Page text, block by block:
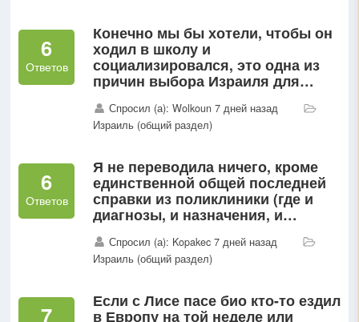
6
Ответов
Конечно мы бы хотели, чтобы он
ходил в школу и
социализировался, это одна из
причин выбора Израиля для
прямо скажем не до учебы, а
сейчас чувствуем, что пора его...
Спросил (а): Wolkoun 7 дней назад
Израиль (общий раздел)
6
Ответов
Я не переводила ничего, кроме
единственной общей последней
справки из поликлиники (где и
диагнозы, и назначения, и
Делала обычный перевод на
Английский и все...
Спросил (а): Kopakec 7 дней назад
Израиль (общий раздел)
7
Если с Лисе пасе био кто-то ездил
в Европу на той неделе или